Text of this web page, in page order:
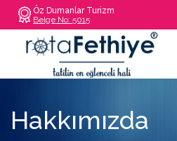
Öz Dumanlar Turizm
Belge No: 5015
Hakkımızda